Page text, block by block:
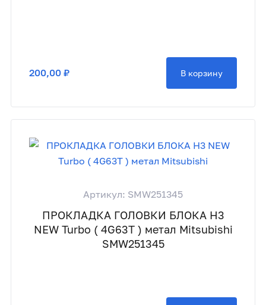
200,00 ₽ В корзину
Артикул: SMW251345
ПРОКЛАДКА ГОЛОВКИ БЛОКА H3
NEW Turbo ( 4G63T ) метал Mitsubishi
SMW251345